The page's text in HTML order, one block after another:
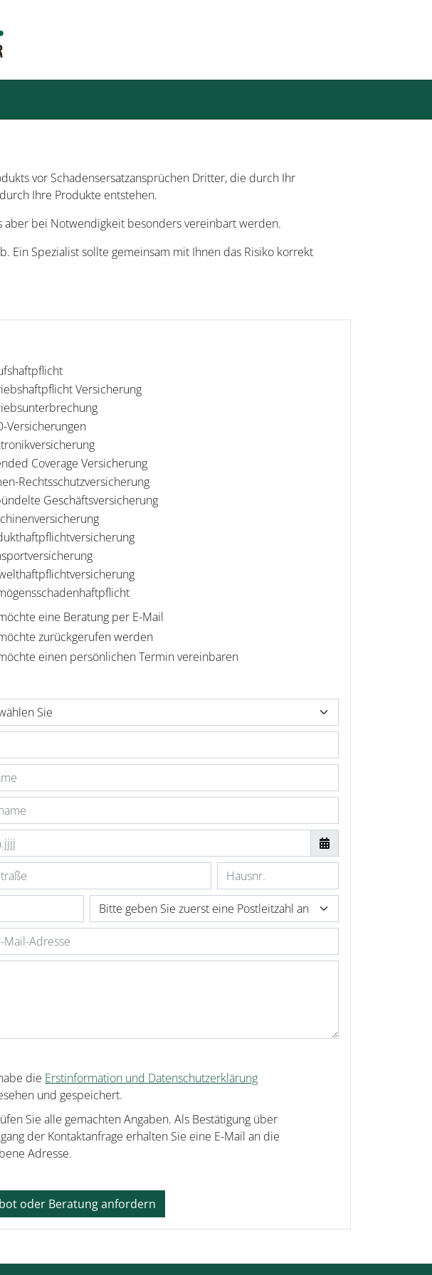
vor Schadensersatzansprüchen Dritter, die durch Ihr
Ihre Produkte entstehen.
bei Notwendigkeit besonders vereinbart werden.
Ein Spezialist sollte gemeinsam mit Ihnen das Risiko korrekt
Versicherung
Versicherungen
Coverage Versicherung
Rechtsschutzversicherung
Geschäftsversicherung
eine Beratung per E-Mail
zurückgerufen werden
einen persönlichen Termin vereinbaren
die Erstinformation und Datenschutzerklärung
und gespeichert.
Sie alle gemachten Angaben. Als Bestätigung über
der Kontaktanfrage erhalten Sie eine E-Mail an die
Adresse.
oder Beratung anfordern